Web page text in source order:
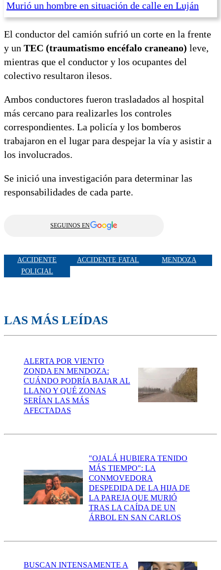
Murió un hombre en situación de calle en Luján
El conductor del camión sufrió un corte en la frente
y un TEC (traumatismo encéfalo craneano) leve,
mientras que el conductor y los ocupantes del
colectivo resultaron ilesos.
Ambos conductores fueron trasladados al hospital
más cercano para realizarles los controles
correspondientes. La policía y los bomberos
trabajaron en el lugar para despejar la vía y asistir a
los involucrados.
Se inició una investigación para determinar las
responsabilidades de cada parte.
SEGUINOS EN
ACCIDENTE ACCIDENTE FATAL
MENDOZA
POLICIAL
LAS MÁS LEÍDAS
ALERTA POR VIENTO
ZONDA EN MENDOZA:
CUÁNDO PODRÍA BAJAR AL
LLANO Y QUÉ ZONAS
SERÍAN LAS MÁS
AFECTADAS
"OJALÁ HUBIERA TENIDO
MÁS TIEMPO": LA
CONMOVEDORA
DESPEDIDA DE LA HIJA DE
LA PAREJA QUE MURIÓ
TRAS LA CAÍDA DE UN
ÁRBOL EN SAN CARLOS
BUSCAN INTENSAMENTE A